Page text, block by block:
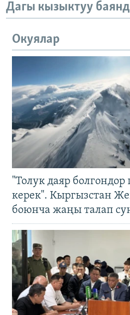
Дагы кызыктуу
Окуялар
"Толук даяр
керек". Кыргызстан
боюнча жаңы талап